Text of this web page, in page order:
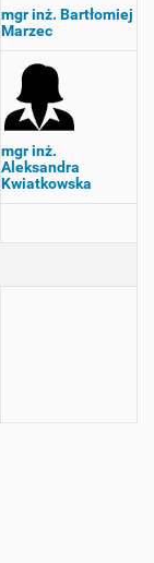
mgr inż. Bartłomiej
Marzec
mgr inż.
Aleksandra
Kwiatkowska